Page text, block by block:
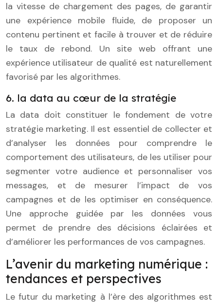
la vitesse de chargement des pages, de garantir
une expérience mobile fluide, de proposer un
contenu pertinent et facile à trouver et de réduire
le taux de rebond. Un site web offrant une
expérience utilisateur de qualité est naturellement
favorisé par les algorithmes.
6. la data au cœur de la stratégie
La data doit constituer le fondement de votre
stratégie marketing. Il est essentiel de collecter et
d’analyser les données pour comprendre le
comportement des utilisateurs, de les utiliser pour
segmenter votre audience et personnaliser vos
messages, et de mesurer l’impact de vos
campagnes et de les optimiser en conséquence.
Une approche guidée par les données vous
permet de prendre des décisions éclairées et
d’améliorer les performances de vos campagnes.
L’avenir du marketing numérique :
tendances et perspectives
Le futur du marketing à l’ère des algorithmes est